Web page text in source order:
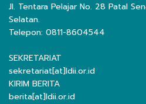
Jl. Tentara Pelajar No. 28 Patal
Selatan.
Telepon: 0811-8604544
SEKRETARIAT
sekretariat[at]ldii.or.id
KIRIM BERITA
berita[at]ldii.or.id